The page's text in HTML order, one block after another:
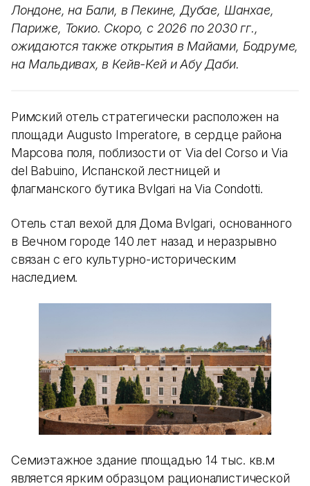
Лондоне, на Бали, в Пекине, Дубае, Шанхае,
Париже, Токио. Скоро, с 2026 по 2030 гг.,
ожидаются также открытия в Майами, Бодруме,
на Мальдивах, в Кейв-Кей и Абу Даби.
Римский отель стратегически расположен на
площади Augusto Imperatore, в сердце района
Марсова поля, поблизости от Via del Corso и Via
del Babuino, Испанской лестницей и
флагманского бутика Bvlgari на Via Condotti.
Отель стал вехой для Дома Bvlgari, основанного
в Вечном городе 140 лет назад и неразрывно
связан с его культурно-историческим
наследием.
Семиэтажное здание площадью 14 тыс. кв.м
является ярким образцом рационалистической